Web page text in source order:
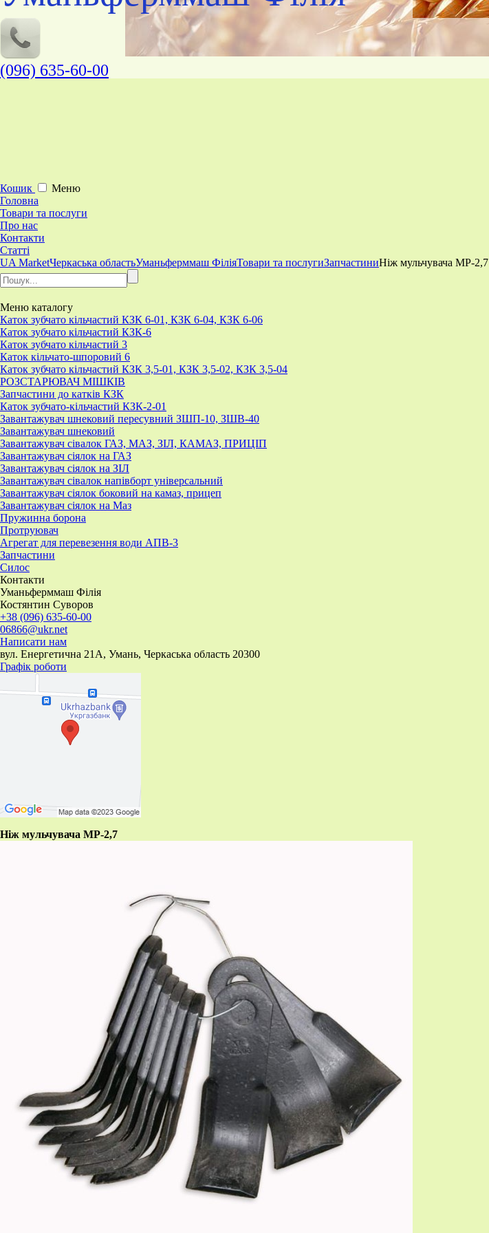
(096) 635-60-00
Кошик
Меню
Головна
Товари та послуги
Про нас
Контакти
Статті
UA MarketЧеркаська областьУманьферммаш ФіліяТовари та послугиЗапчастиниНіж мульчувача МР-2,7
Меню каталогу
Каток зубчато кільчастий КЗК 6-01, КЗК 6-04, КЗК 6-06
Каток зубчато кільчастий КЗК-6
Каток зубчато кільчастий 3
Каток кільчато-шпоровий 6
Каток зубчато кільчастий КЗК 3,5-01, КЗК 3,5-02, КЗК 3,5-04
РОЗСТАРЮВАЧ МІШКІВ
Запчастини до катків КЗК
Каток зубчато-кільчастий КЗК-2-01
Завантажувач шнековий пересувний ЗШП-10, ЗШВ-40
Завантажувач шнековий
Завантажувач сівалок ГАЗ, МАЗ, ЗІЛ, КАМАЗ, ПРИЦІП
Завантажувач сіялок на ГАЗ
Завантажувач сіялок на ЗІЛ
Завантажувач сівалок напівборт універсальний
Завантажувач сіялок боковий на камаз, прицеп
Завантажувач сіялок на Маз
Пружинна борона
Протруювач
Агрегат для перевезення води АПВ-3
Запчастини
Силос
Контакти
Уманьферммаш Філія
Костянтин Суворов
+38 (096) 635-60-00
06866@ukr.net
Написати нам
вул. Енергетична 21А, Умань, Черкаська область 20300
Графік роботи
Ніж мульчувача МР-2,7